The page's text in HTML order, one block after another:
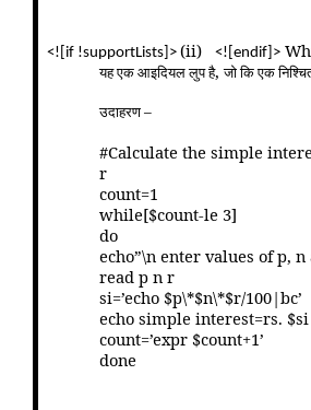
<![if !supportLists]> (ii) <![endif]>
यह एक आइदियल लुप है,जो कि एक
उदाहरण –
#Calculate the simple
r
count=1
while[$count-le 3]
do
echo”\n enter values of p, n
read p n r
si=’echo $p\*$n\*$r/100|bc’
echo simple interest=rs. $si
count=’expr $count+1’
done